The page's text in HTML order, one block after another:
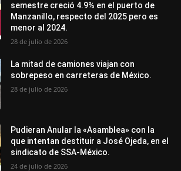
semestre creció 4.9% en el puerto de
Manzanillo, respecto del 2025 pero es
menor al 2024.
28 de julio de 2026
La mitad de camiones viajan con
sobrepeso en carreteras de México.
28 de julio de 2026
Pudieran Anular la «Asamblea» con la
que intentan destituir a José Ojeda, en el
sindicato de SSA-México.
24 de julio de 2026